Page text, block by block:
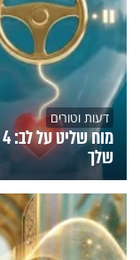
דעות וטורים
שלך